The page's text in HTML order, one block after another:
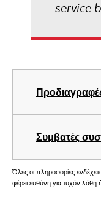
Συμβατές
service
Όλες οι πληροφορίες
φέρει ευθύνη για τυχόν λάθη